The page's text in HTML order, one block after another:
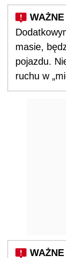
masie,
pojazdu.
ruchu w